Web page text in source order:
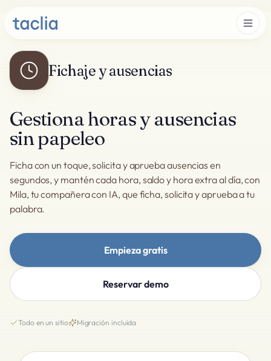
Fichaje y ausencias
Gestiona horas y ausencias
sin papeleo
Ficha con un toque, solicita y aprueba ausencias en
segundos, y mantén cada hora, saldo y hora extra al día, con
Mila, tu compañera con IA, que ficha, solicita y aprueba a tu
palabra.
Empieza gratis
Reservar demo
Todo en un sitio Migración incluida